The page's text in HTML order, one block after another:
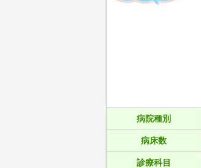
病院種別
病床数
診療科目